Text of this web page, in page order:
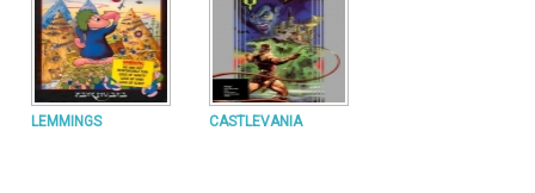
LEMMINGS CASTLEVANIA